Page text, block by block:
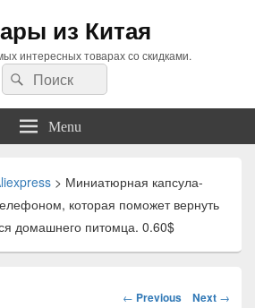
из Китая
интересных товарах со скидками.
Search
for:
Search
Menu
> Миниатюрная капсула-
которая поможет вернуть
домашнего питомца. 0.60$
Навигация
← Previous Next →